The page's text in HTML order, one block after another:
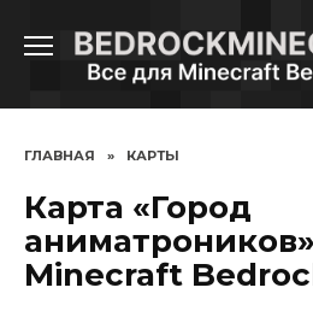
содержанию
ГЛАВНАЯ » КАРТЫ
Карта «Город
Minecraft